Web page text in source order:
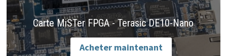
Carte MiSTer FPGA - Terasic DE10-Nano
Acheter maintenant